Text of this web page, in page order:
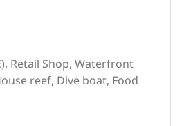
Retail Shop, Waterfront
reef, Dive boat, Food